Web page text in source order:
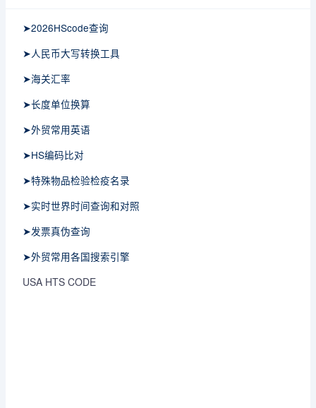
➤2026HScode查询
➤人民币大写转换工具
➤海关汇率
➤长度单位换算
➤外贸常用英语
➤HS编码比对
➤特殊物品检验检疫名录
➤实时世界时间查询和对照
➤发票真伪查询
➤外贸常用各国搜索引擎
USA HTS CODE